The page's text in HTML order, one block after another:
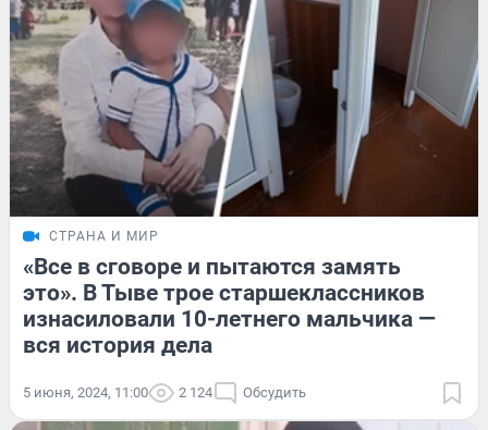
СТРАНА И МИР
«Все в сговоре и пытаются замять
это». В Тыве трое старшеклассников
изнасиловали 10-летнего мальчика —
вся история дела
5 июня, 2024, 11:00 2 124 Обсудить